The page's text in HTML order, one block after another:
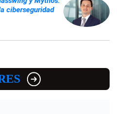
ciberseguridad